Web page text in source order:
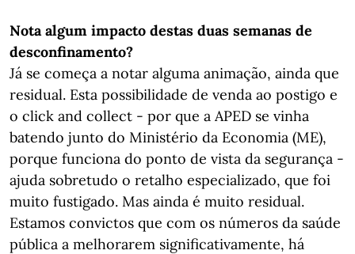
Nota algum impacto destas duas semanas de
desconfinamento?
Já se começa a notar alguma animação, ainda que
residual. Esta possibilidade de venda ao postigo e
o click and collect - por que a APED se vinha
batendo junto do Ministério da Economia (ME),
porque funciona do ponto de vista da segurança -
ajuda sobretudo o retalho especializado, que foi
muito fustigado. Mas ainda é muito residual.
Estamos convictos que com os números da saúde
pública a melhorarem significativamente, há